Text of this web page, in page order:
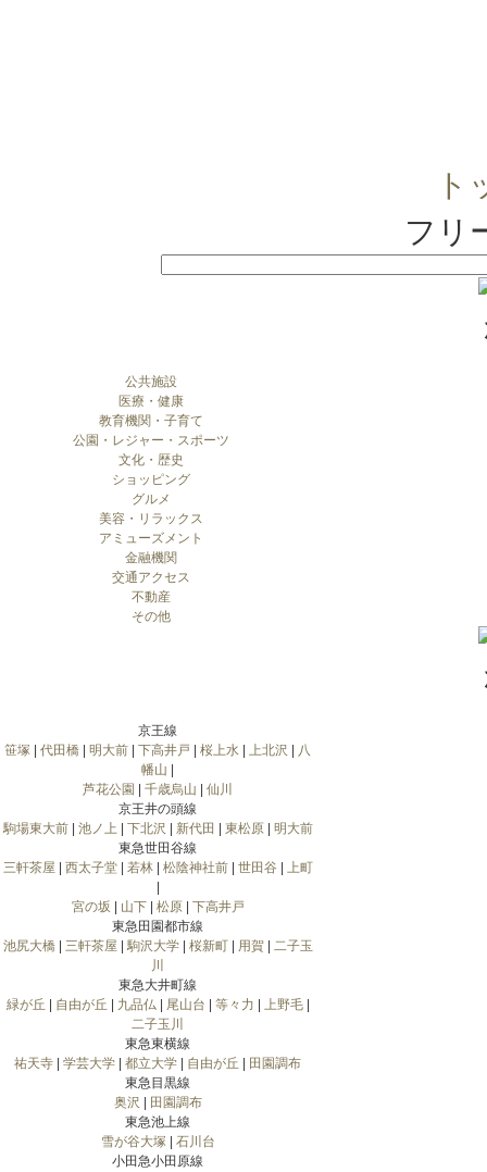
ト
フリ
公共施設
医療・健康
教育機関・子育て
公園・レジャー・スポーツ
文化・歴史
ショッピング
グルメ
美容・リラックス
アミューズメント
金融機関
交通アクセス
不動産
その他
京王線
笹塚
代田橋 明大前 下高井戸 桜上水 上北沢
八
幡山
芦花公園
千歳烏山
仙川
京王井の頭線
駒場東大前| 池ノ上 下北沢 新代田 東松原| 明大前
東急世田谷線
三軒茶屋
西太子堂| 若林| 松陰神社前| 世田谷
上町
宮の坂
山下| 松原| 下高井戸
東急田園都市線
池尻大橋| 三軒茶屋 駒沢大学| 桜新町| 用賀| 二子玉
川
東急大井町線
緑が丘
自由が丘 九品仏| 尾山台 等々力 上野毛|
二子玉川
東急東横線
祐天寺
学芸大学 都立大学 自由が丘
田園調布
東急目黒線
奥沢
田園調布
東急池上線
雪が谷大塚| 石川台
小田急小田原線